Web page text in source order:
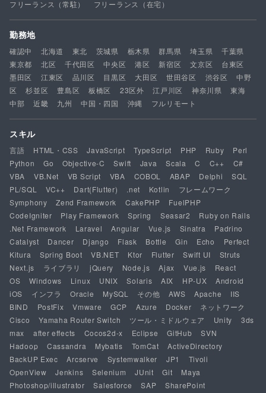
フリーランス（常駐） フリーランス（在宅）
勤務地
確認中 北海道 東北 茨城県 栃木県 群馬県 埼玉県
千葉県
東京都
北区 千代田区 中央区 港区 新宿区 文京区
台東区
墨田区
江東区 品川区 目黒区 大田区 世田谷区 渋谷区
中野
区
杉並区 豊島区 板橋区 23区外 江戸川区 神奈川県
東海
中部
近畿 九州 中国・四国 沖縄 フルリモート
スキル
言語 HTML・CSS JavaScript TypeScript PHP Ruby
Perl
Python
Go Objective-C Swift Java Scala C C++
C#
VBA
VB.Net VB Script VBA COBOL ABAP Delphi
SQL
PL/SQL
VC++ Dart(Flutter) .net Kotlin
フレームワーク
Symphony
Zend Framework CakePHP
FuelPHP
CodeIgniter
Play Framework Spring Seasar2
Ruby on Rails
.Net Framework
Laravel Angular Vue.js Sinatra
Padrino
Catalyst
Dancer Django Flask Bottle Gin Echo
Perfect
Kitura
Spring Boot VB.NET Ktor Flutter Swift UI
Struts
Next.js
ライブラリ jQuery Node.js Ajax Vue.js
React
OS
Windows Linux UNIX Solaris AIX HP-UX
Android
iOS
インフラ Oracle MySQL その他 AWS Apache
IIS
BIND
PostFix Vmware GCP Azure Docker
ネットワーク
Cisco
Yamaha Router Switch ツール・ミドルウェア Unity
3ds
max
after effects Cocos2d-x Eclipse GitHub
SVN
Hadoop
Cassandra Mybatis TomCat
ActiveDirectory
BackUP Exec
Arcserve Systemwalker JP1
Tivoli
OpenView
Jenkins Selenium JUnit Git
Maya
Photoshop/illustrator
Salesforce SAP SharePoint